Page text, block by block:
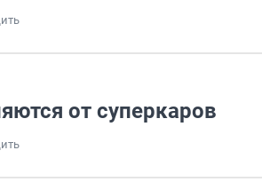
от суперкаров